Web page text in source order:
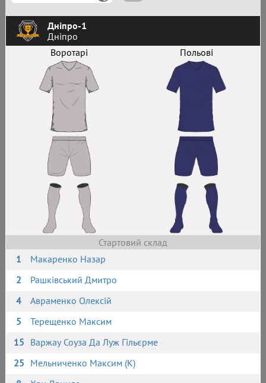
Дніпро-1
Дніпро
Воротарі
Польові
Стартовий склад
1
Макаренко Назар
2
Рашківський Дмитро
4
Авраменко Олексій
5
Терещенко Максим
15 Варжау Соуза Да Луж Гільєрме
25 Мельниченко Максим (К)